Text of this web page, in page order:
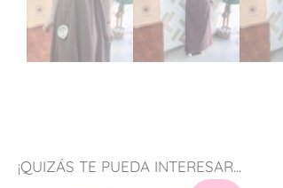
¡QUIZÁS TE PUEDA INTERESAR...